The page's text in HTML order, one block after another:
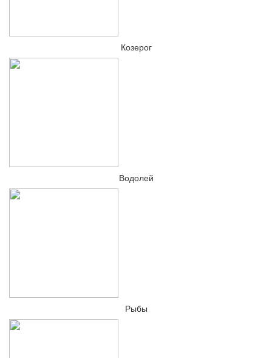
Козерог
Водолей
Рыбы